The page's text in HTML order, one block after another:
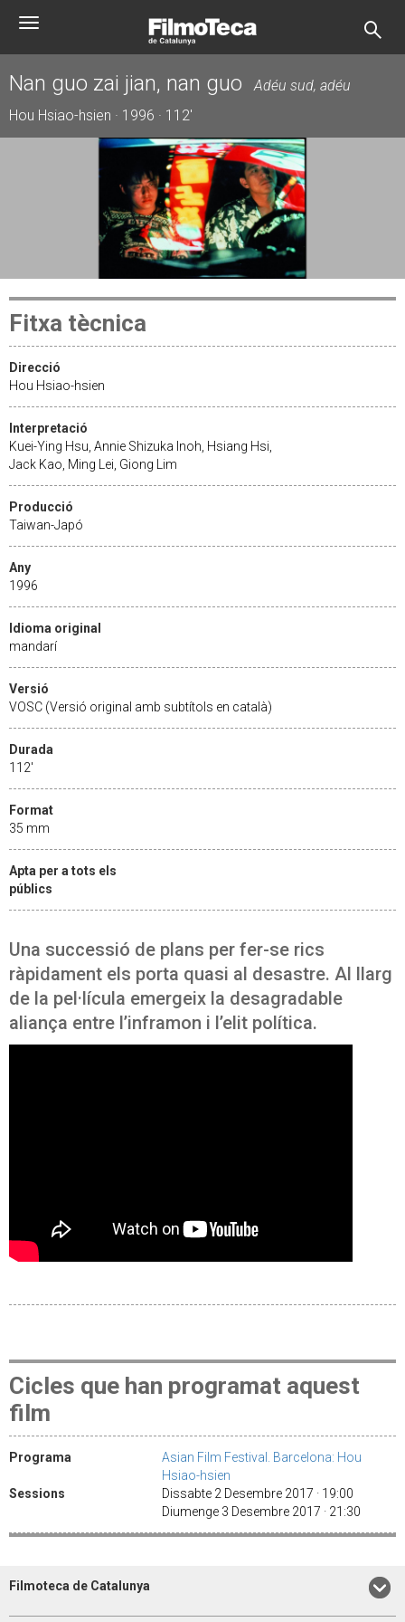
Toggle
Nan guo zai jian, nan guo
Adéu sud, adéu
Hou Hsiao-hsien · 1996 · 112'
Fitxa tècnica
Direcció
Hou Hsiao-hsien
Interpretació
Kuei-Ying Hsu, Annie Shizuka Inoh, Hsiang Hsi,
Jack Kao, Ming Lei, Giong Lim
Producció
Taiwan-Japó
Any
1996
Idioma original
mandarí
Versió
VOSC (Versió original amb subtítols en català)
Durada
112'
Format
35 mm
Apta per a tots els
públics
Una successió de plans per fer-se rics
ràpidament els porta quasi al desastre. Al llarg
de la pel·lícula emergeix la desagradable
aliança entre l’inframon i l’elit política.
Cicles que han programat aquest
film
Programa
Asian Film Festival. Barcelona: Hou
Hsiao-hsien
Sessions
Dissabte 2 Desembre 2017 · 19:00
Diumenge 3 Desembre 2017 · 21:30
Filmoteca de Catalunya